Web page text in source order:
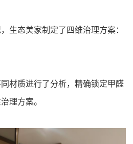
生态美家制定了四维治理方案：
材质进行了分析，精确锁定甲醛
理方案。